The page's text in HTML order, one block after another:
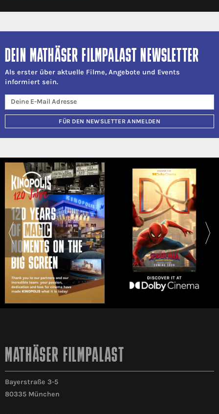
DEIN MATHÄSER FILMPALAST NEWSLETTER
Als erster über aktuelle Filme, Angebote und Events
informiert sein.
FÜR DEN NEWSLETTER ANMELDEN
MATHÄSER FILMPALAST
Bayerstraße 3-5
80335 München